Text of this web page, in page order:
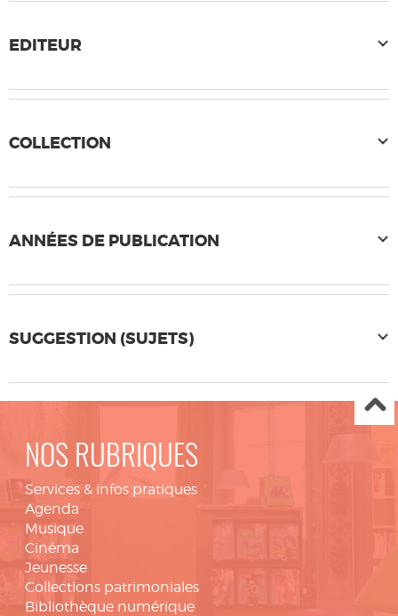
EDITEUR
COLLECTION
ANNÉES DE PUBLICATION
SUGGESTION (SUJETS)
NOS RUBRIQUES
Services & infos pratiques
Agenda
Musique
Cinéma
Jeunesse
Collections patrimoniales
Bibliothèque numérique